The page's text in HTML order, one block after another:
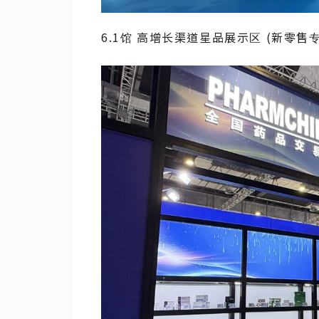
6.1馆 高增长渠道星品展示区 (新零售